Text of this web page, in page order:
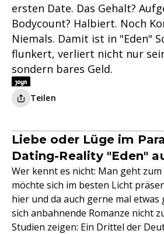
ersten Date. Das Gehalt?
Bodycount? Halbiert. Noch
Niemals. Damit ist in "Eden"
flunkert, verliert nicht nur
sondern bares Geld.
Teilen
Liebe oder Lüge im
Dating-Reality "Eden"
Wer kennt es nicht: Man geht
möchte sich im besten Licht
hier und da auch gerne mal
sich anbahnende Romanze nicht
Studien zeigen: Ein Drittel der